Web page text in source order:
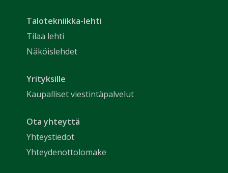
Talotekniikka-lehti
Tilaa lehti
Näköislehdet
Yrityksille
Kaupalliset viestintäpalvelut
Ota yhteyttä
Yhteystiedot
Yhteydenottolomake